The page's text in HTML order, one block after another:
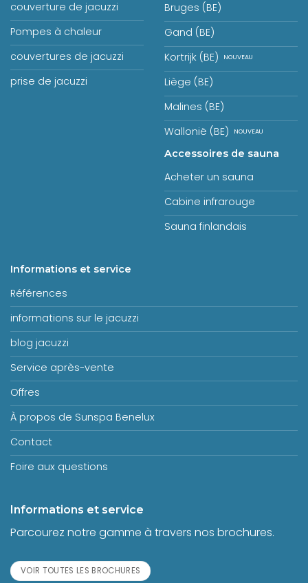
couverture de jacuzzi
Pompes à chaleur
couvertures de jacuzzi
prise de jacuzzi
Bruges (BE)
Gand (BE)
Kortrijk (BE)
Liège (BE)
Malines (BE)
Wallonië (BE)
Accessoires de sauna
Acheter un sauna
Cabine infrarouge
Sauna finlandais
Informations et service
Références
informations sur le jacuzzi
blog jacuzzi
Service après-vente
Offres
À propos de Sunspa Benelux
Contact
Foire aux questions
Informations et service
Parcourez notre gamme à travers nos brochures.
VOIR TOUTES LES BROCHURES